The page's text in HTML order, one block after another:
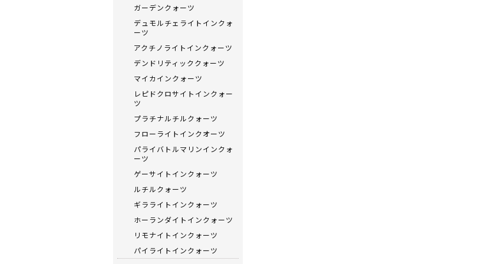
ガーデンクォーツ
デュモルチェライトインクォ
ーツ
アクチノライトインクォーツ
デンドリティッククォーツ
マイカインクォーツ
レピドクロサイトインクォー
ツ
プラチナルチルクォーツ
フローライトインクオーツ
パライバトルマリンインクォ
ーツ
ゲーサイトインクォーツ
ルチルクォーツ
ギラライトインクォーツ
ホーランダイトインクォーツ
リモナイトインクォーツ
パイライトインクォーツ